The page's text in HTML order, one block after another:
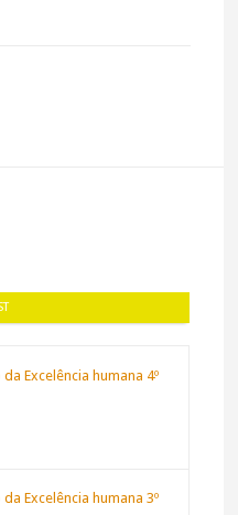
Excelência humana 4º
Excelência humana 3º